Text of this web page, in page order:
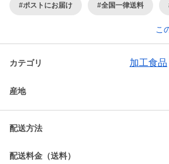
#ポストにお届け #全国一律送料
こ
カテゴリ 加工食品
産地
配送方法
配送料金（送料）